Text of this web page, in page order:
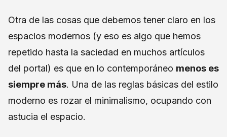
Otra de las cosas que debemos tener claro en los
espacios modernos (y eso es algo que hemos
repetido hasta la saciedad en muchos artículos
del portal) es que en lo contemporáneo menos es
siempre más. Una de las reglas básicas del estilo
moderno es rozar el minimalismo, ocupando con
astucia el espacio.